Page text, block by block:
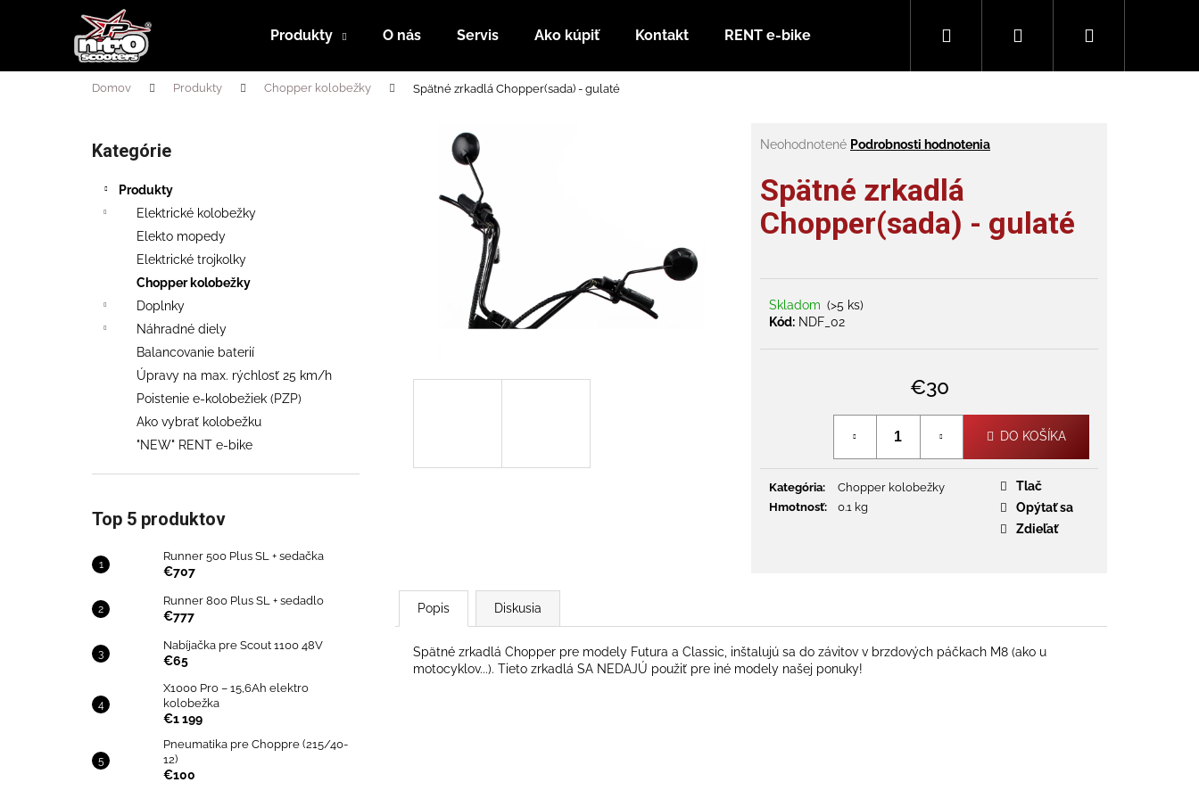
Produkty O nás Servis Ako kúpiť Kontakt RENT e-bike Ako vybrať e-kolobežku Vaše otázky (FAQ)
Hľadať PrihlásenieNákupný
Domov Produkty Chopper kolobežky Spätné zrkadlá Chopper(sada) - gulaté
Preskočiť
kategórie
Kategórie
Produkty
Elektrické kolobežky
Elekto mopedy
Elektrické trojkolky
Chopper kolobežky
Doplnky
Náhradné diely
Balancovanie baterií
Úpravy na max. rýchlosť 25 km/h
Poistenie e-kolobežiek (PZP)
Ako vybrať kolobežku
"NEW" RENT e-bike
Top 5 produktov
Runner 500 Plus SL + sedačka
€707
Runner 800 Plus SL + sedadlo
€777
Nabíjačka pre Scout 1100 48V
€65
X1000 Pro – 15,6Ah elektro
kolobežka
€1 199
Pneumatika pre Choppre (215/40-
12)
€100
Priemerné
produktu
je
0,0
z
Neohodnotené Podrobnosti hodnotenia
Spätné zrkadlá
Chopper(sada) - gulaté
Skladom (>5 ks)
Kód: NDF_02
€30
cena:
DO KOŠÍKA
Kategória:
Chopper kolobežky
Hmotnosť: 0.1 kg
Tlač
Opýtať sa
Zdieľať
Popis Diskusia
Spätné zrkadlá Chopper pre modely Futura a Classic, inštalujú sa do závitov v brzdových páčkach M8 (ako u
motocyklov...). Tieto zrkadlá SA NEDAJÚ použiť pre iné modely našej ponuky!
Späť
do
Späť
do
Čo potrebujete nájsť?
Odporúčame
RUNNER 500 PLUS SL + SEDAČKA
€707
Pôvodne: €858
NABÍJAČKA PRE SCOUT 1100 48V